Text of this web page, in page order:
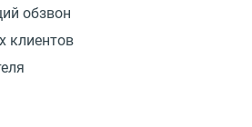
обзвон
клиентов